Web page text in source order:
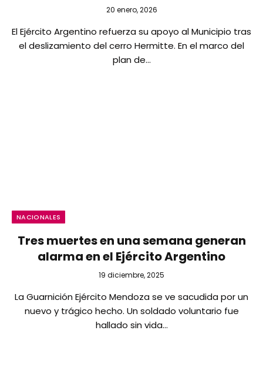
20 enero, 2026
El Ejército Argentino refuerza su apoyo al Municipio tras
el deslizamiento del cerro Hermitte. En el marco del
plan de…
NACIONALES
Tres muertes en una semana generan
alarma en el Ejército Argentino
19 diciembre, 2025
La Guarnición Ejército Mendoza se ve sacudida por un
nuevo y trágico hecho. Un soldado voluntario fue
hallado sin vida…